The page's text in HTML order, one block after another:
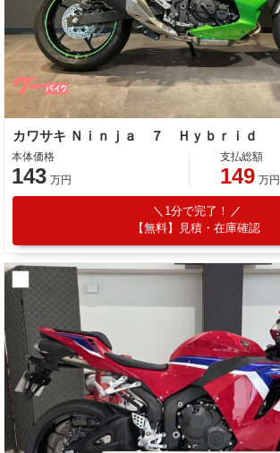
カワサキ Ｎｉｎｊａ ７ Ｈｙｂｒｉｄ
本体価格
143 万円
支払総額
149 万円
1分で完了！
【無料】見積・在庫確認